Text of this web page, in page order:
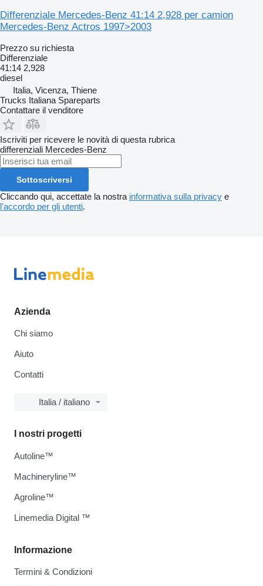
Differenziale Mercedes-Benz 41:14 2,928 per camion
Mercedes-Benz Actros 1997>2003
Prezzo su richiesta
Differenziale
41:14 2,928
diesel
Italia, Vicenza, Thiene
Trucks Italiana Spareparts
Contattare il venditore
Iscriviti per ricevere le novità di questa rubrica
differenziali Mercedes-Benz
Sottoscriversi
Cliccando qui, accettate la nostra informativa sulla privacy e
l'accordo per gli utenti.
Azienda
Chi siamo
Aiuto
Contatti
Italia / italiano
Informazione
Termini & Condizioni
I nostri progetti
Autoline™
Machineryline™
Agroline™
Linemedia Digital ™